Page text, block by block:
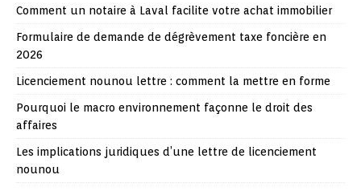
Comment un notaire à Laval facilite votre achat immobilier
Formulaire de demande de dégrèvement taxe foncière en
2026
Licenciement nounou lettre : comment la mettre en forme
Pourquoi le macro environnement façonne le droit des
affaires
Les implications juridiques d’une lettre de licenciement
nounou